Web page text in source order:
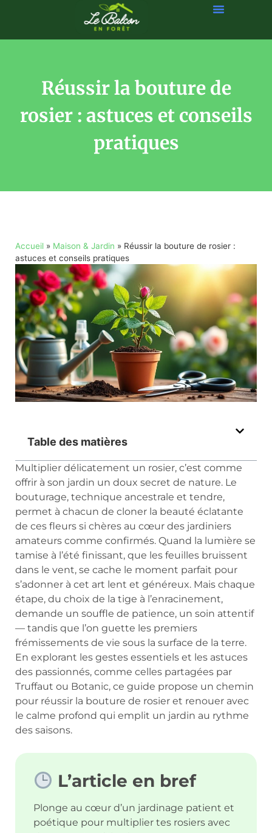
Réussir la bouture de
rosier : astuces et conseils
pratiques
Accueil » Maison & Jardin » Réussir la bouture de rosier :
astuces et conseils pratiques
Table des matières
Multiplier délicatement un rosier, c’est comme
offrir à son jardin un doux secret de nature. Le
bouturage, technique ancestrale et tendre,
permet à chacun de cloner la beauté éclatante
de ces fleurs si chères au cœur des jardiniers
amateurs comme confirmés. Quand la lumière se
tamise à l’été finissant, que les feuilles bruissent
dans le vent, se cache le moment parfait pour
s’adonner à cet art lent et généreux. Mais chaque
étape, du choix de la tige à l’enracinement,
demande un souffle de patience, un soin attentif
— tandis que l’on guette les premiers
frémissements de vie sous la surface de la terre.
En explorant les gestes essentiels et les astuces
des passionnés, comme celles partagées par
Truffaut ou Botanic, ce guide propose un chemin
pour réussir la bouture de rosier et renouer avec
le calme profond qui emplit un jardin au rythme
des saisons.
L’article en bref
Plonge au cœur d’un jardinage patient et
poétique pour multiplier tes rosiers avec